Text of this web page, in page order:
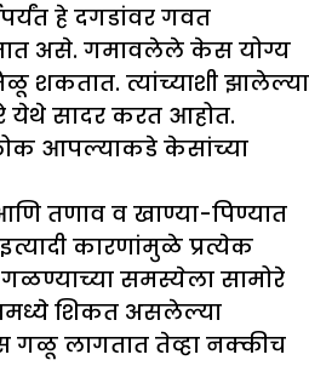
हे दगडांवर गवत
असे. गमावलेले केस योग्य
शकतात. त्यांच्याशी झालेल्या
येथे सादर करत आहोत.
आपल्याकडे केसांच्या
तणाव व खाण्या-पिण्यात
कारणांमुळे प्रत्येक
समस्येला सामोरे
शिकत असलेल्या
गळू लागतात तेव्हा नक्कीच